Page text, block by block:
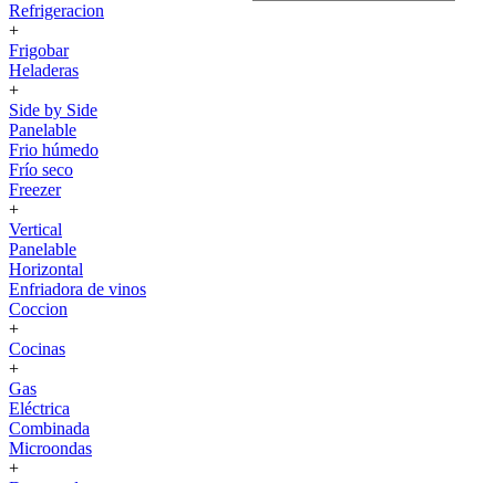
Refrigeracion
+
Frigobar
Heladeras
+
Side by Side
Panelable
Frio húmedo
Frío seco
Freezer
+
Vertical
Panelable
Horizontal
Enfriadora de vinos
Coccion
+
Cocinas
+
Gas
Eléctrica
Combinada
Microondas
+